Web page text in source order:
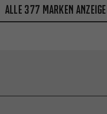
Alle 377 Marken